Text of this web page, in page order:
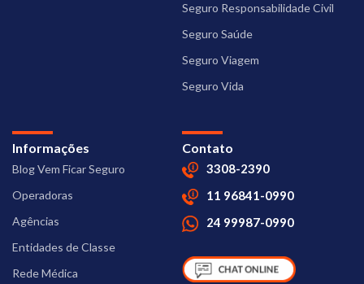
Seguro Responsabilidade Civil
Seguro Saúde
Seguro Viagem
Seguro Vida
Informações
Blog Vem Ficar Seguro
Operadoras
Agências
Entidades de Classe
Rede Médica
Contato
3308-2390
11 96841-0990
24 99987-0990